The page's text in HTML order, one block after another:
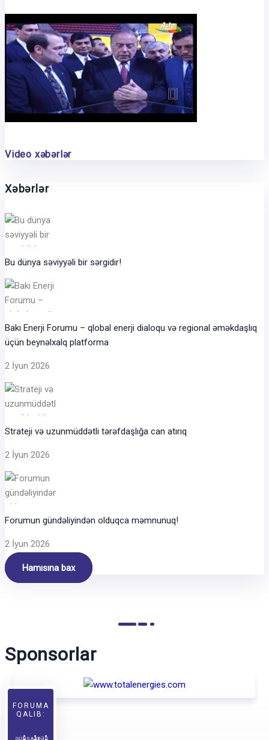
Video xəbərlər
Xəbərlər
Bu dünya səviyyəli bir sərgidir!
Bakı Enerji Forumu – qlobal enerji dialoqu və regional əməkdaşlıq
üçün beynəlxalq platforma
2 İyun 2026
Strateji və uzunmüddətli tərəfdaşlığa can atırıq
2 İyun 2026
Forumun gündəliyindən olduqca məmnunuq!
2 İyun 2026
Hamısına bax
Sponsorlar
FORUMA
QALIB:
GÜN SAATDƏQ